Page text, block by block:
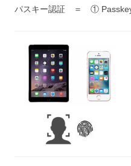
パスキー認証 ＝ ①